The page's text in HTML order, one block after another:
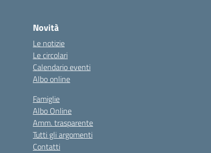
Novità
Le notizie
Le circolari
Calendario eventi
Albo online
Famiglie
Albo Online
Amm. trasparente
Tutti gli argomenti
Contatti